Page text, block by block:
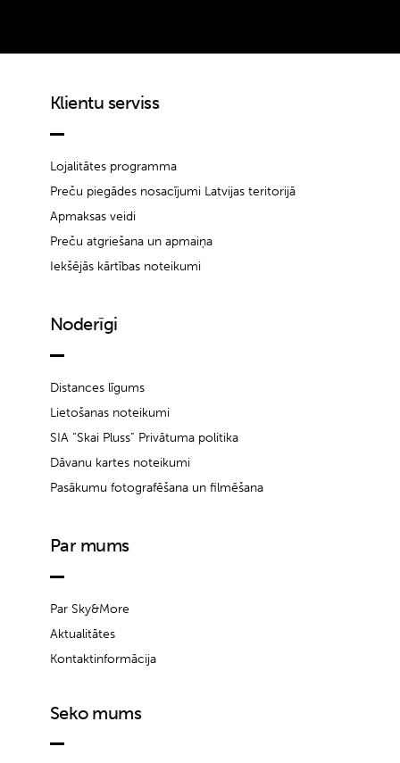
Klientu serviss
Lojalitātes programma
Preču piegādes nosacījumi Latvijas teritorijā
Apmaksas veidi
Preču atgriešana un apmaiņa
Iekšējās kārtības noteikumi
Noderīgi
Distances līgums
Lietošanas noteikumi
SIA “Skai Pluss” Privātuma politika
Dāvanu kartes noteikumi
Pasākumu fotografēšana un filmēšana
Par mums
Par Sky&More
Aktualitātes
Kontaktinformācija
Seko mums